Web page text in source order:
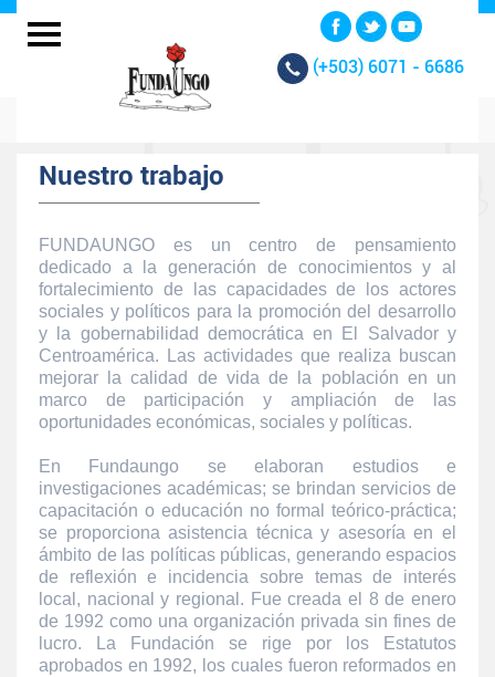
(+503) 6071 - 6686
Nuestro trabajo
FUNDAUNGO es un centro de pensamiento
dedicado a la generación de conocimientos y al
fortalecimiento de las capacidades de los actores
sociales y políticos para la promoción del desarrollo
y la gobernabilidad democrática en El Salvador y
Centroamérica. Las actividades que realiza buscan
mejorar la calidad de vida de la población en un
marco de participación y ampliación de las
oportunidades económicas, sociales y políticas.
En Fundaungo se elaboran estudios e
investigaciones académicas; se brindan servicios de
capacitación o educación no formal teórico-práctica;
se proporciona asistencia técnica y asesoría en el
ámbito de las políticas públicas, generando espacios
de reflexión e incidencia sobre temas de interés
local, nacional y regional. Fue creada el 8 de enero
de 1992 como una organización privada sin fines de
lucro. La Fundación se rige por los Estatutos
aprobados en 1992, los cuales fueron reformados en